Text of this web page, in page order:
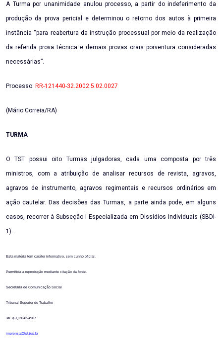
A Turma por unanimidade anulou processo, a partir do indeferimento da
produção da prova pericial e determinou o retorno dos autos à primeira
instância “para reabertura da instrução processual por meio da realização
da referida prova técnica e demais provas orais porventura consideradas
necessárias”.
Processo: RR-121440-32.2002.5.02.0027
(Mário Correia/RA)
TURMA
O TST possui oito Turmas julgadoras, cada uma composta por três
ministros, com a atribuição de analisar recursos de revista, agravos,
agravos de instrumento, agravos regimentais e recursos ordinários em
ação cautelar. Das decisões das Turmas, a parte ainda pode, em alguns
casos, recorrer à Subseção I Especializada em Dissídios Individuais (SBDI-
1).
Esta matéria tem caráter informativo, sem cunho oficial.
Permitida a reprodução mediante citação da fonte.
Secretaria de Comunicação Social
Tribunal Superior do Trabalho
Tel. (61) 3043-4907
imprensa@tst.jus.br